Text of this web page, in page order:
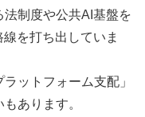
制度や公共AI基盤を
を打ち出していま
ットフォーム支配」
あります。